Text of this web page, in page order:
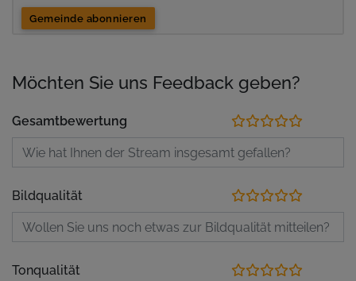
Gemeinde abonnieren
Möchten Sie uns Feedback geben?
Gesamtbewertung
Bildqualität
Tonqualität